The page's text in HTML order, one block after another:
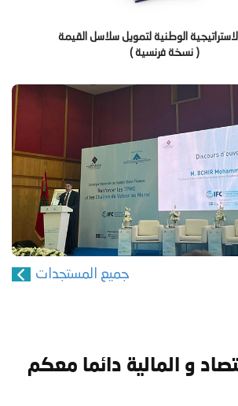
الوطنية لتمويل سلاسل القيمة
( نسخة فرنسية )
جميع المستجدات
و المالية دائما معكم